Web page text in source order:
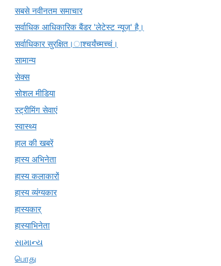
सबसे नवीनतम समाचार
सर्वाधिक आधिकारिक बैंडर 'लेटेस्ट न्यूज़' है।
सर्वाधिकार सुरक्षित।ाश्चर्यंच्मच्चं।
सामान्य
सेक्स
सोशल मीडिया
स्ट्रीमिंग सेवाएं
स्वास्थ्य
हाल की खबरें
हास्य अभिनेता
हास्य कलाकारों
हास्य व्यंग्यकार
हास्यकार्
हास्याभिनेता
સામાન્ય
பொது